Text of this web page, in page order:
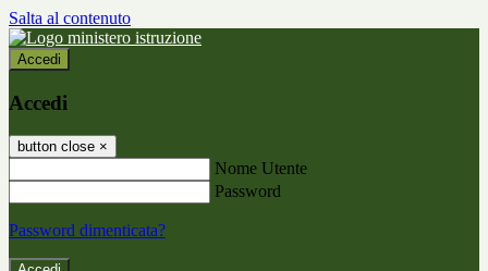
Salta al contenuto
Accedi
Accedi
button close ×
Nome Utente
Password
Password dimenticata?